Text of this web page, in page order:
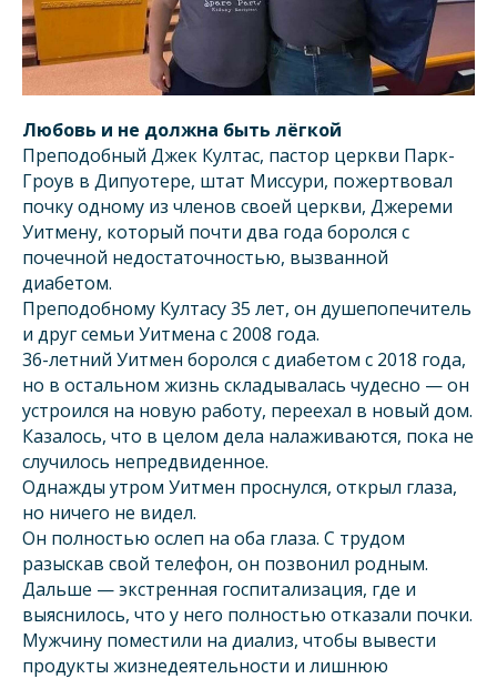
Любовь и не должна быть лёгкой
Преподобный Джек Култас, пастор церкви Парк-
Гроув в Дипуотере, штат Миссури, пожертвовал
почку одному из членов своей церкви, Джереми
Уитмену, который почти два года боролся с
почечной недостаточностью, вызванной
диабетом.
Преподобному Култасу 35 лет, он душепопечитель
и друг семьи Уитмена с 2008 года.
36-летний Уитмен боролся с диабетом c 2018 года,
но в остальном жизнь складывалась чудесно — он
устроился на новую работу, переехал в новый дом.
Казалось, что в целом дела налаживаются, пока не
случилось непредвиденное.
Однажды утром Уитмен проснулся, открыл глаза,
но ничего не видел.
Он полностью ослеп на оба глаза. С трудом
разыскав свой телефон, он позвонил родным.
Дальше — экстренная госпитализация, где и
выяснилось, что у него полностью отказали почки.
Мужчину поместили на диализ, чтобы вывести
продукты жизнедеятельности и лишнюю